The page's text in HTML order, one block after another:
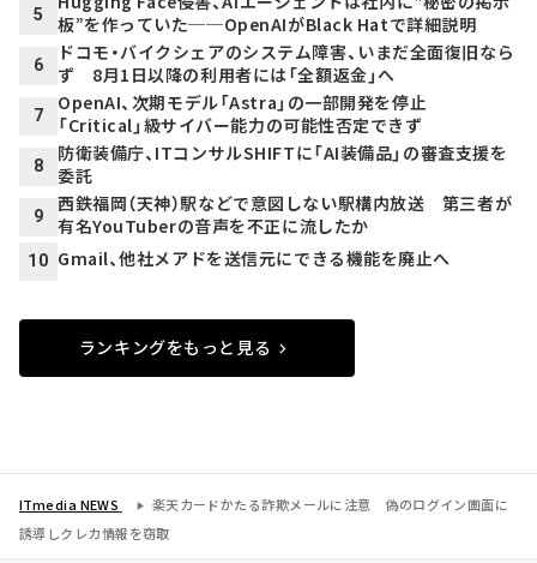
5
板”を作っていた──OpenAIがBlack Hatで詳細説明
6
ドコモ・バイクシェアのシステム障害、いまだ全面復旧なら
ず 8月1日以降の利用者には「全額返金」へ
7
OpenAI、次期モデル「Astra」の一部開発を停止
「Critical」級サイバー能力の可能性否定できず
8
防衛装備庁、ITコンサルSHIFTに「AI装備品」の審査支援を
委託
9
西鉄福岡（天神）駅などで意図しない駅構内放送 第三者が
有名YouTuberの音声を不正に流したか
10 Gmail、他社メアドを送信元にできる機能を廃止へ
ランキングをもっと見る
ITmedia NEWS
楽天カードかたる詐欺メールに注意 偽のログイン画面に
誘導しクレカ情報を窃取